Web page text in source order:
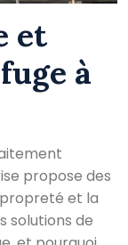
et
à
propose des
et la
solutions de